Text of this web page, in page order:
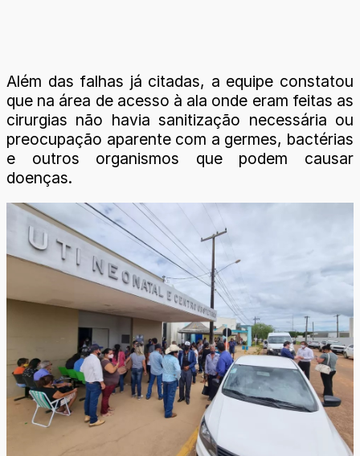
Além das falhas já citadas, a equipe constatou
que na área de acesso à ala onde eram feitas as
cirurgias não havia sanitização necessária ou
preocupação aparente com a germes, bactérias
e outros organismos que podem causar
doenças.